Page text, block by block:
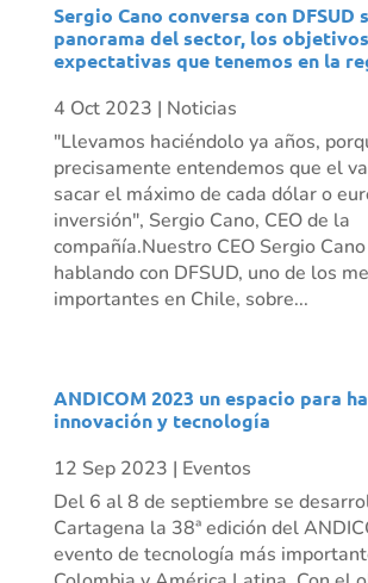
Sergio Cano conversa con DFSUD
panorama del sector, los
expectativas que tenemos en la
4 Oct 2023 | Noticias
"Llevamos haciéndolo ya años,
precisamente entendemos que el
sacar el máximo de cada dólar o
inversión", Sergio Cano, CEO de la
compañía.Nuestro CEO Sergio
hablando con DFSUD, uno de los
importantes en Chile, sobre...
ANDICOM 2023 un espacio para
innovación y tecnología
12 Sep 2023 | Eventos
Del 6 al 8 de septiembre se
Cartagena la 38ª edición del
evento de tecnología más